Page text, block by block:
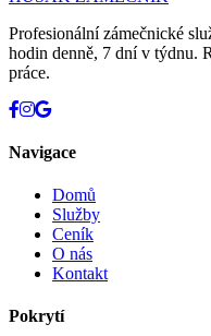
Profesionální zámečnické
hodin denně, 7 dní v týdnu.
práce.
Navigace
Domů
Služby
Ceník
O nás
Kontakt
Pokrytí